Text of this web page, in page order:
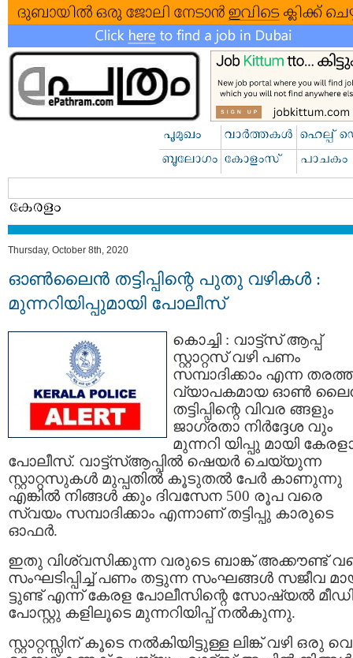
Thursday, October 8th, 2020
ഓണ്‍ലൈന്‍ തട്ടിപ്പിന്റെ പുതു വഴികള്‍ :
മുന്നറിയിപ്പുമായി പോലീസ്
കൊച്ചി : വാട്ട്സ് ആപ്പ്
സ്റ്റാറ്റസ് വഴി പണം
സമ്പാദിക്കാം എന്ന
വ്യാപകമായ ഓണ്‍
തട്ടിപ്പിന്റെ വിവര ങ്ങളും
ജാഗ്രതാ നിര്‍ദ്ദേശ വും
മുന്നറി യിപ്പു മായി
പോലീസ്. വാട്ട്സ്ആപ്പില്‍ ഷെയര്‍ ചെയ്യുന്ന
സ്റ്റാറ്റസുകള്‍ മുപ്പതില്‍ കൂടുതല്‍ പേര്‍ കാണുന്നു
എങ്കില്‍ നിങ്ങള്‍ ക്കും ദിവസേന 500 രൂപ വരെ
സ്വയം സമ്പാദിക്കാം എന്നാണ് തട്ടിപ്പു കാരുടെ
ഓഫര്‍.
ഇതു വിശ്വസിക്കുന്ന വരുടെ ബാങ്ക് അക്കൗണ്ട്
സംഘടിപ്പിച്ച് പണം തട്ടുന്ന സംഘങ്ങള്‍ സജീവ
ട്ടുണ്ട് എന്ന് കേരള പോലീസിന്റെ സോഷ്യല്‍
പോസ്റ്റു കളിലൂടെ മുന്നറിയിപ്പ് നല്‍കുന്നു.
സ്റ്റാറ്റസ്സിന് കൂടെ നല്‍കിയിട്ടുള്ള ലിങ്ക് വഴി ഒരു